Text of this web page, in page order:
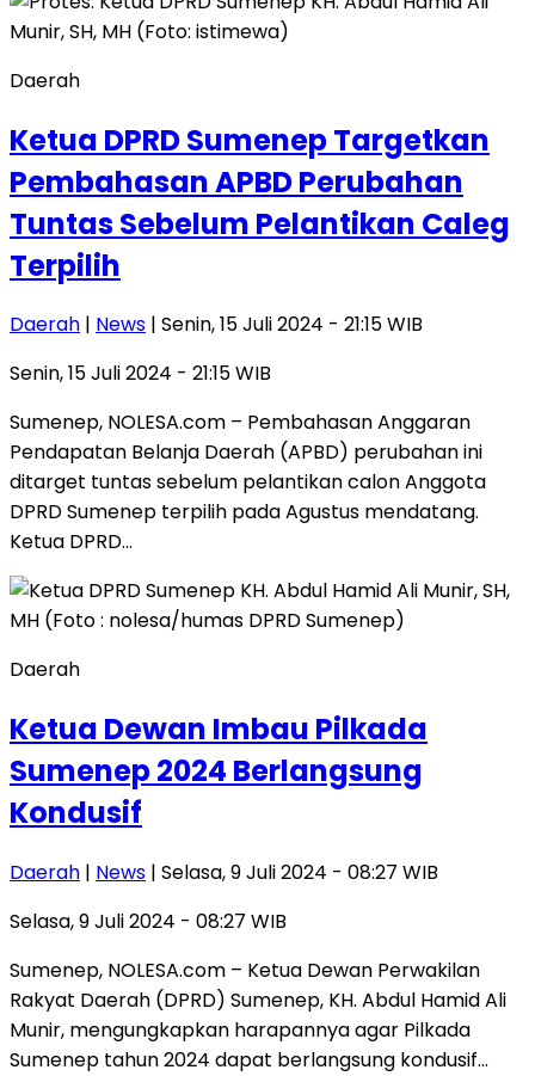
Daerah
Ketua DPRD Sumenep Targetkan
Pembahasan APBD Perubahan
Tuntas Sebelum Pelantikan Caleg
Terpilih
Daerah | News | Senin, 15 Juli 2024 - 21:15 WIB
Senin, 15 Juli 2024 - 21:15 WIB
Sumenep, NOLESA.com – Pembahasan Anggaran
Pendapatan Belanja Daerah (APBD) perubahan ini
ditarget tuntas sebelum pelantikan calon Anggota
DPRD Sumenep terpilih pada Agustus mendatang.
Ketua DPRD…
Daerah
Ketua Dewan Imbau Pilkada
Sumenep 2024 Berlangsung
Kondusif
Daerah | News | Selasa, 9 Juli 2024 - 08:27 WIB
Selasa, 9 Juli 2024 - 08:27 WIB
Sumenep, NOLESA.com – Ketua Dewan Perwakilan
Rakyat Daerah (DPRD) Sumenep, KH. Abdul Hamid Ali
Munir, mengungkapkan harapannya agar Pilkada
Sumenep tahun 2024 dapat berlangsung kondusif…